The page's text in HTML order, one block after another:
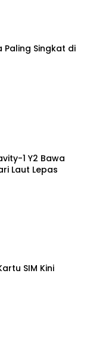
Paling Singkat di
1 Y2 Bawa
Laut Lepas
SIM Kini